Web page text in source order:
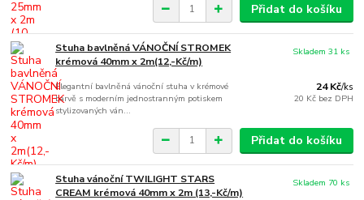
Přidat do košíku
Stuha bavlněná VÁNOČNÍ STROMEK
krémová 40mm x 2m(12,-Kč/m)
Elegantní bavlněná vánoční stuha v krémové
barvě s moderním jednostranným potiskem
stylizovaných ván...
24 Kč/ks
20 Kč bez DPH
Skladem 31 ks
Přidat do košíku
Stuha vánoční TWILIGHT STARS
CREAM krémová 40mm x 2m (13,-Kč/m)
Skladem 70 ks